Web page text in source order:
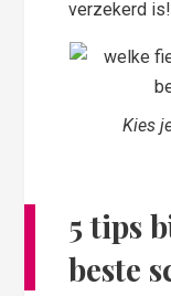
verzekerd is!
Kies
5 tips
beste